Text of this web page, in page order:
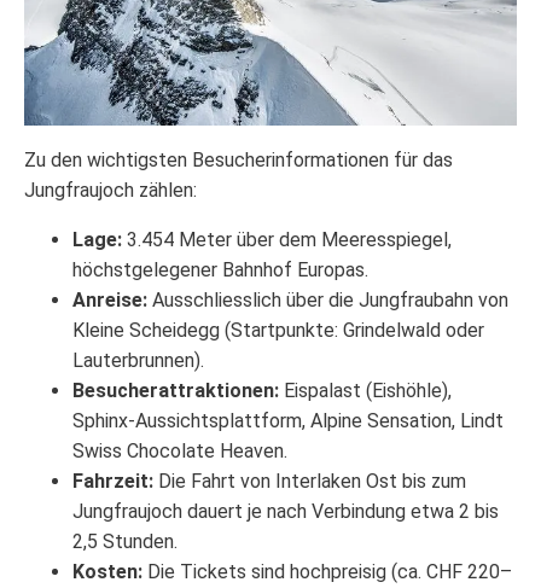
Zu den wichtigsten Besucherinformationen für das
Jungfraujoch zählen:
Lage: 3.454 Meter über dem Meeresspiegel,
höchstgelegener Bahnhof Europas.
Anreise: Ausschliesslich über die Jungfraubahn von
Kleine Scheidegg (Startpunkte: Grindelwald oder
Lauterbrunnen).
Besucherattraktionen: Eispalast (Eishöhle),
Sphinx-Aussichtsplattform, Alpine Sensation, Lindt
Swiss Chocolate Heaven.
Fahrzeit: Die Fahrt von Interlaken Ost bis zum
Jungfraujoch dauert je nach Verbindung etwa 2 bis
2,5 Stunden.
Kosten: Die Tickets sind hochpreisig (ca. CHF 220–